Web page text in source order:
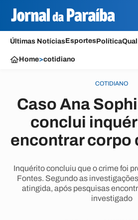
Últimas NotíciasEsportesPolítica
Home>cotidiano
COTIDIANO
Caso Ana
conclui
encontrar corpo
Inquérito concluiu que o crime foi
Fontes. Segundo as
atingida, após pesquisas
investigado